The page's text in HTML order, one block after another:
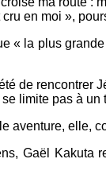
en moi »,
« la plus
de rencontrer
limite pas à
aventure, elle,
Gaël Kakuta